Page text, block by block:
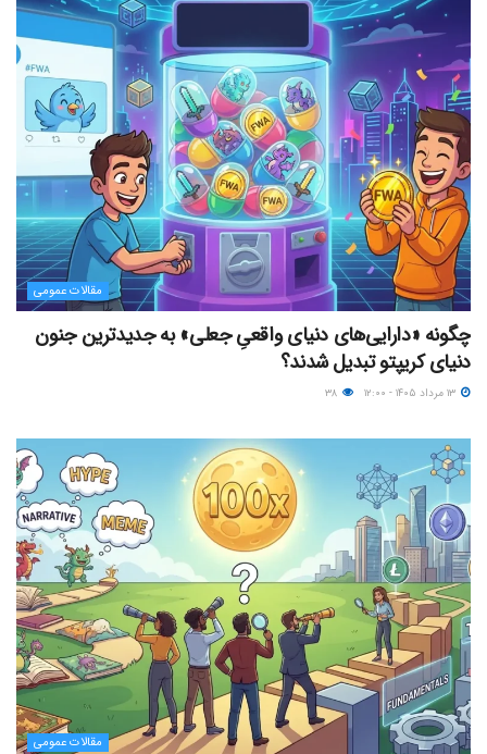
مقالات عمومی
چگونه «دارایی‌های دنیای واقعیِ جعلی» به جدیدترین جنون
دنیای کریپتو تبدیل شدند؟
مقالات عمومی